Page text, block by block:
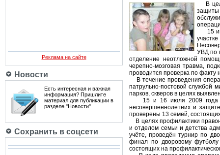
Реклама на сайте
Новости
Есть интересная и важная
информация? Пришлите
материал для публикации в
разделе "Новости"
Сохранить в соцсети
В
15
УВД по
отделение неотложной
черепно-мозговая травма,
проводится проверка по
В течение проведения
патрульно-постовой службой
парков, скверов в целях
15 и 16 июля 2009 года
несовершеннолетних и
проверены 13 семей,
В целях профилактики
и отделом семьи и детства
учёте, проведён турнир по
финал по дворовому
состоящих на